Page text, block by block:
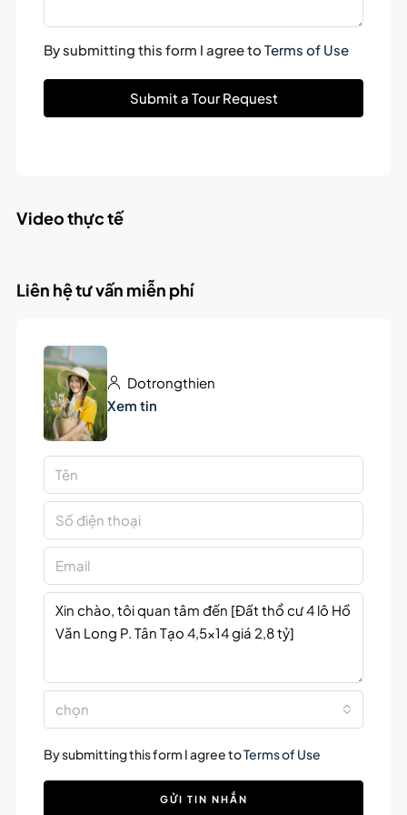
By submitting this form I agree to Terms of Use
Submit a Tour Request
Video thực tế
Liên hệ tư vấn miễn phí
Dotrongthien
Xem tin
chọn
By submitting this form I agree toTerms of Use
GỬI TIN NHẮN